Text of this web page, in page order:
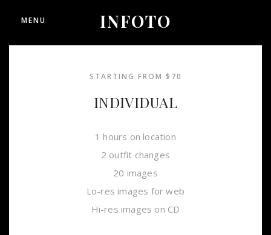
INFOTO
MENU
STARTING FROM $70
INDIVIDUAL
1 hours on location
2 outfit changes
20 images
Lo-res images for web
Hi-res images on CD